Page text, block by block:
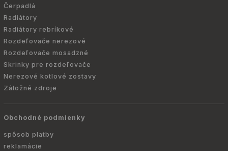
Čerpadlá
Radiátory
Radiátory rebríkové
Rozdeľovače nerezové
Rozdeľovače mosadzné
Skrinky pre rozdeľovače
Nerezové kotlové zostavy
Záložné zdroje
Obchodné podmienky
spôsob platby
reklamácie